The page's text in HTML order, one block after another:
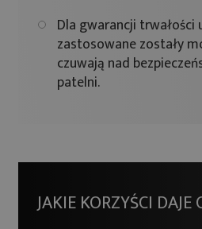
Dla gwarancji trwałości
zastosowane zostały
czuwają nad
patelni.
JAKIE KORZYŚCI